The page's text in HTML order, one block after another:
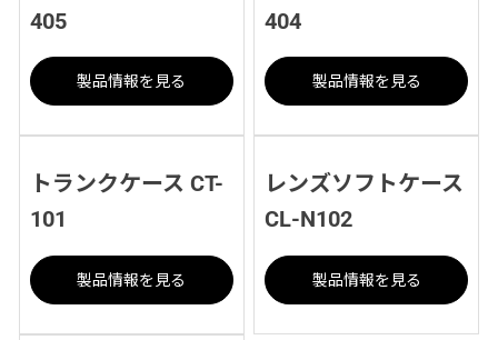
405
製品情報を見る
404
製品情報を見る
トランクケース CT-
101
製品情報を見る
レンズソフトケース
CL-N102
製品情報を見る